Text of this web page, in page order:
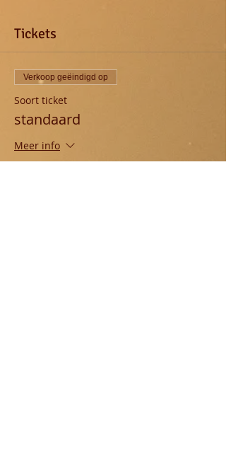
Tickets
Verkoop geëindigd op
Soort ticket
standaard
Meer info